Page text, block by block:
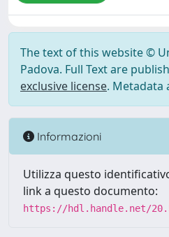
The text of this website ©
Padova. Full Text are
exclusive license. Metadata
Informazioni
Utilizza questo
link a questo documento:
https://hdl.handle.net/